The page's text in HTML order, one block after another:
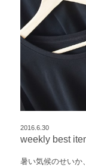
2016.6.30
weekly best
暑い気候のせいか